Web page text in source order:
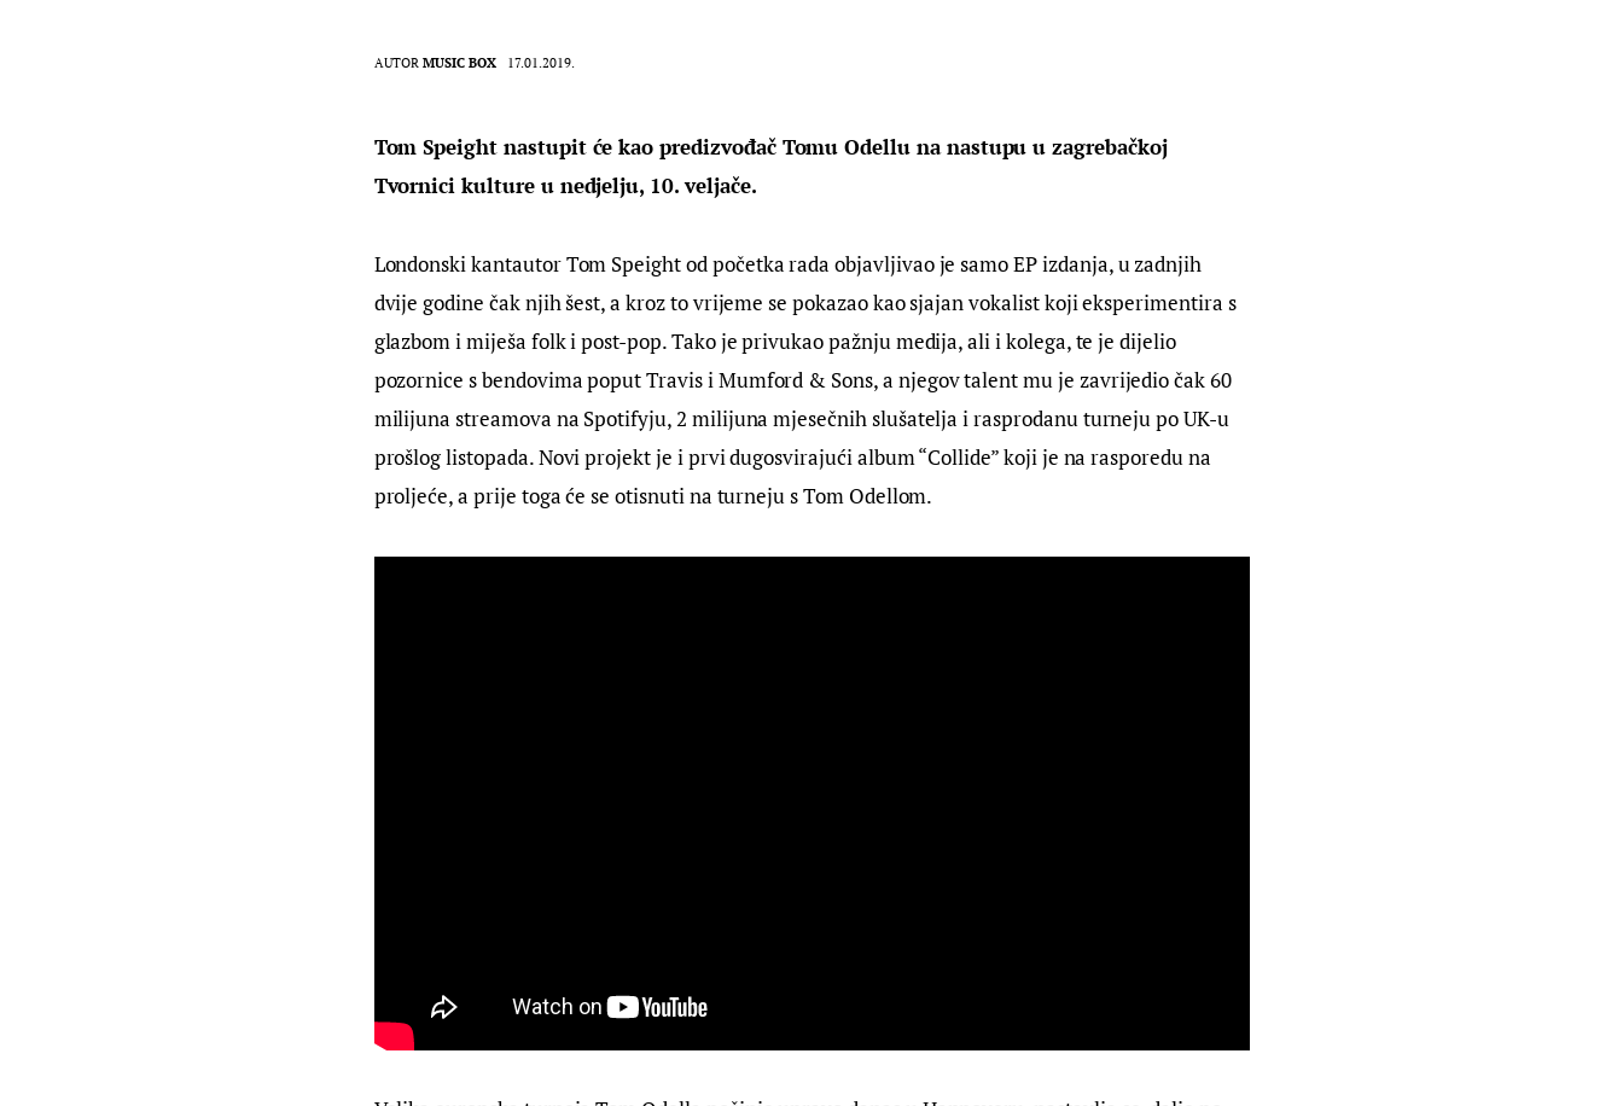
AUTOR MUSIC BOX 17.01.2019.
Tom Speight nastupit će kao predizvođač Tomu Odellu na nastupu u zagrebačkoj
Tvornici kulture u nedjelju, 10. veljače.
Londonski kantautor Tom Speight od početka rada objavljivao je samo EP izdanja, u zadnjih
dvije godine čak njih šest, a kroz to vrijeme se pokazao kao sjajan vokalist koji eksperimentira s
glazbom i miješa folk i post-pop. Tako je privukao pažnju medija, ali i kolega, te je dijelio
pozornice s bendovima poput Travis i Mumford & Sons, a njegov talent mu je zavrijedio čak 60
milijuna streamova na Spotifyju, 2 milijuna mjesečnih slušatelja i rasprodanu turneju po UK-u
prošlog listopada. Novi projekt je i prvi dugosvirajući album “Collide” koji je na rasporedu na
proljeće, a prije toga će se otisnuti na turneju s Tom Odellom.